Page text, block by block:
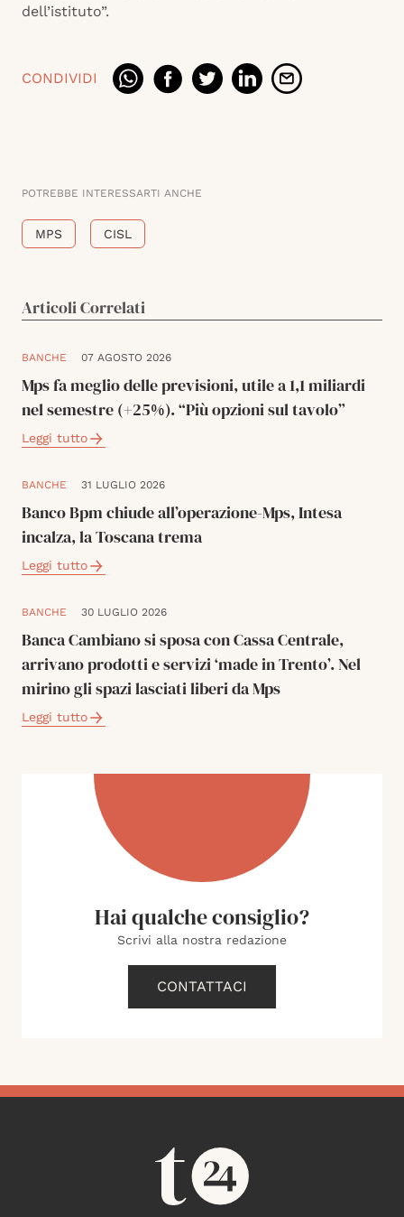
dell’istituto”.
CONDIVIDI
POTREBBE INTERESSARTI ANCHE
MPS CISL
Articoli Correlati
BANCHE 07 AGOSTO 2026
Mps fa meglio delle previsioni, utile a 1,1 miliardi
nel semestre (+25%). “Più opzioni sul tavolo”
Leggi tutto
BANCHE 31 LUGLIO 2026
Banco Bpm chiude all’operazione-Mps, Intesa
incalza, la Toscana trema
Leggi tutto
BANCHE 30 LUGLIO 2026
Banca Cambiano si sposa con Cassa Centrale,
arrivano prodotti e servizi ‘made in Trento’. Nel
mirino gli spazi lasciati liberi da Mps
Leggi tutto
Hai qualche consiglio?
Scrivi alla nostra redazione
CONTATTACI